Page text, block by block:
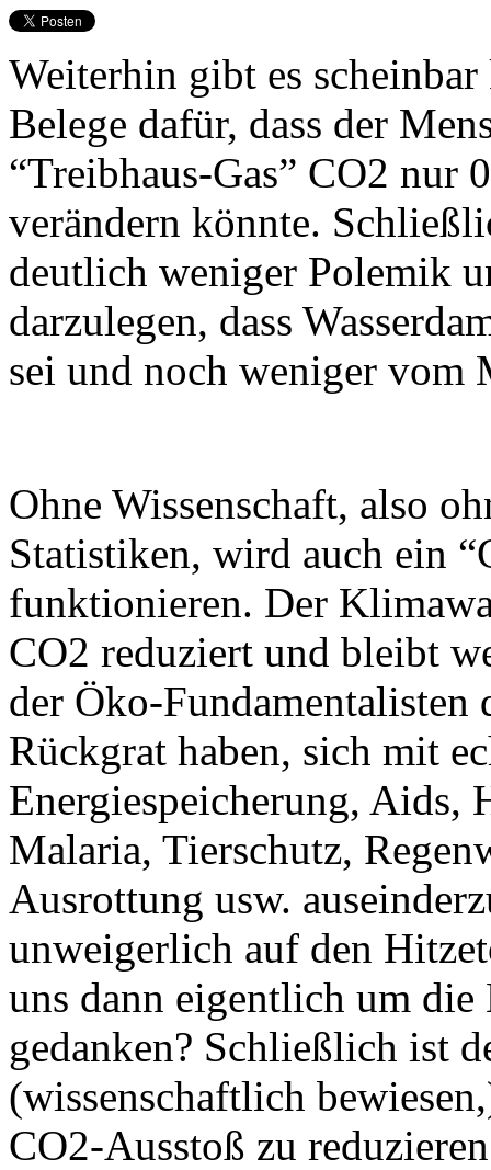
Weiterhin gibt es
Belege dafür, dass der
“Treibhaus-Gas” CO2 nur
verändern könnte.
deutlich weniger Polemik
darzulegen, dass
sei und noch weniger vom
Ohne Wissenschaft, also
Statistiken, wird auch ein
funktionieren. Der
CO2 reduziert und bleibt
der Öko-
Rückgrat haben, sich mit
Energiespeicherung, Aids,
Malaria, Tierschutz,
Ausrottung usw.
unweigerlich auf den
uns dann eigentlich um
gedanken? Schließlich ist
(wissenschaftlich
CO2-Ausstoß zu